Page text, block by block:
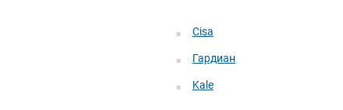
Cisa
Гардиан
Kale